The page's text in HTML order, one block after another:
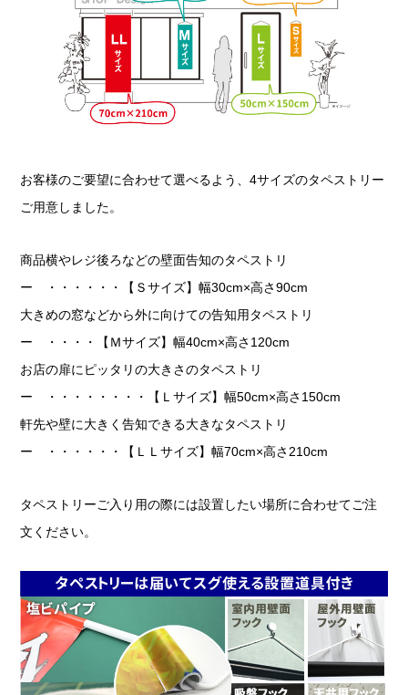
お客様のご要望に合わせて選べるよう、4サイズのタペストリー
ご用意しました。
商品横やレジ後ろなどの壁面告知のタペストリ
ー ・・・・・・【Ｓサイズ】幅30cm×高さ90cm
大きめの窓などから外に向けての告知用タペストリ
ー ・・・・【Ｍサイズ】幅40cm×高さ120cm
お店の扉にピッタリの大きさのタペストリ
ー ・・・・・・・・【Ｌサイズ】幅50cm×高さ150cm
軒先や壁に大きく告知できる大きなタペストリ
ー ・・・・・・【ＬＬサイズ】幅70cm×高さ210cm
タペストリーご入り用の際には設置したい場所に合わせてご注
文ください。